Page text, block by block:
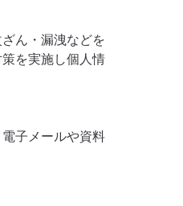
ん・漏洩などを
を実施し個人情
子メールや資料